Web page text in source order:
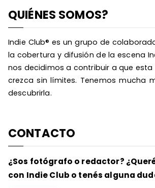
QUIÉNES SOMOS?
Indie Club® es un grupo de
la cobertura y difusión de la escena
nos decidimos a contribuir a que
crezca sin límites. Tenemos mucha
descubrirla.
CONTACTO
¿Sos fotógrafo o redactor?
con Indie Club o tenés alguna